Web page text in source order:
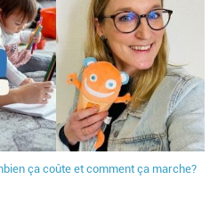
ça coûte et comment ça marche?